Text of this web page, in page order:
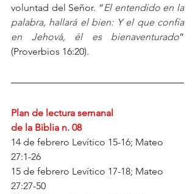
voluntad del Señor. “El entendido en la
palabra, hallará el bien: Y el que confía
en Jehová, él es bienaventurado”
(Proverbios 16:20).
Plan de lectura semanal
de la Biblia n. 08
14 de febrero Levítico 15-16; Mateo
27:1-26
15 de febrero Levítico 17-18; Mateo
27:27-50